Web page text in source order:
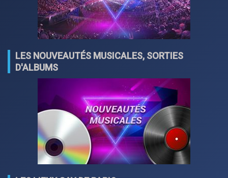
LES NOUVEAUTÉS MUSICALES, SORTIES
D'ALBUMS